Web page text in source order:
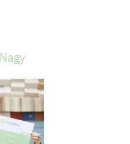
Nagy